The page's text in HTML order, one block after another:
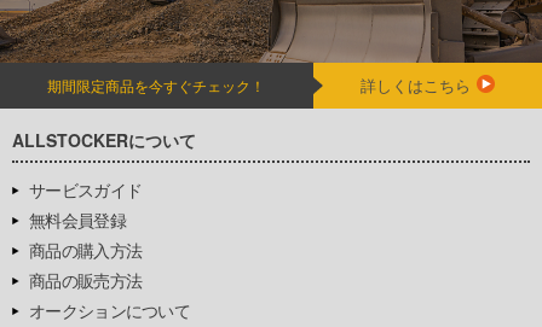
期間限定商品を今すぐチェック！ 詳しくはこちら
ALLSTOCKERについて
サービスガイド
無料会員登録
商品の購入方法
商品の販売方法
オークションについて